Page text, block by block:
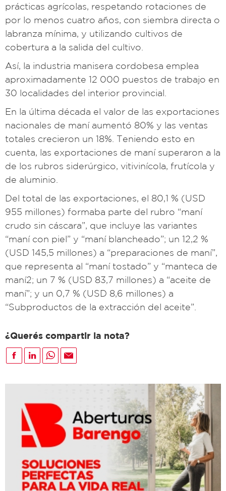
prácticas agrícolas, respetando rotaciones de
por lo menos cuatro años, con siembra directa o
labranza mínima, y utilizando cultivos de
cobertura a la salida del cultivo.
Así, la industria manisera cordobesa emplea
aproximadamente 12 000 puestos de trabajo en
30 localidades del interior provincial.
En la última década el valor de las exportaciones
nacionales de maní aumentó 80% y las ventas
totales crecieron un 18%. Teniendo esto en
cuenta, las exportaciones de maní superaron a la
de los rubros siderúrgico, vitivinícola, frutícola y
de aluminio.
Del total de las exportaciones, el 80,1 % (USD
955 millones) formaba parte del rubro “maní
crudo sin cáscara”, que incluye las variantes
“maní con piel” y “maní blancheado”; un 12,2 %
(USD 145,5 millones) a “preparaciones de maní”,
que representa al “maní tostado” y “manteca de
maní2; un 7 % (USD 83,7 millones) a “aceite de
maní”; y un 0,7 % (USD 8,6 millones) a
“Subproductos de la extracción del aceite”.
¿Querés compartir la nota?